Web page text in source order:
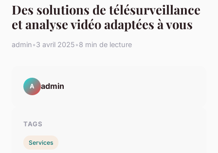
Des solutions de télésurveillance
et analyse vidéo adaptées à vous
admin•3 avril 2025•8 min de lecture
A admin
TAGS
Services